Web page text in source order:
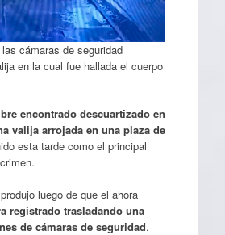
cámaras de seguridad
en la cual fue hallada el cuerpo
encontrado descuartizado en
valija arrojada en una plaza de
esta tarde como el principal
luego de que el ahora
registrado trasladando una
de cámaras de seguridad.